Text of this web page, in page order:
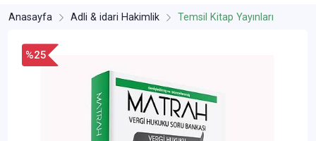
Anasayfa Adli & idari Hakimlik Temsil Kitap Yayınları
%25